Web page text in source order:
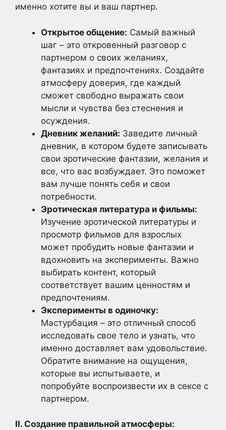
именно хотите вы и ваш партнер.
Открытое общение: Самый важный
шаг – это откровенный разговор с
партнером о своих желаниях,
фантазиях и предпочтениях. Создайте
атмосферу доверия, где каждый
сможет свободно выражать свои
мысли и чувства без стеснения и
осуждения.
Дневник желаний: Заведите личный
дневник, в котором будете записывать
свои эротические фантазии, желания и
все, что вас возбуждает. Это поможет
вам лучше понять себя и свои
потребности.
Эротическая литература и фильмы:
Изучение эротической литературы и
просмотр фильмов для взрослых
может пробудить новые фантазии и
вдохновить на эксперименты. Важно
выбирать контент, который
соответствует вашим ценностям и
предпочтениям.
Эксперименты в одиночку:
Мастурбация – это отличный способ
исследовать свое тело и узнать, что
именно доставляет вам удовольствие.
Обратите внимание на ощущения,
которые вы испытываете, и
попробуйте воспроизвести их в сексе с
партнером.
II. Создание правильной атмосферы: